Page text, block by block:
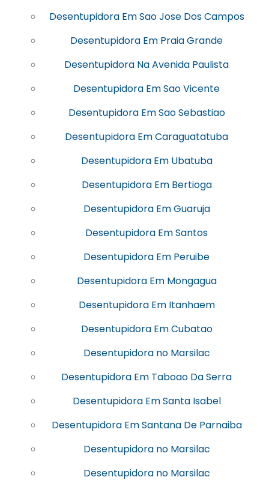
Desentupidora Em Sao Jose Dos Campos
Desentupidora Em Praia Grande
Desentupidora Na Avenida Paulista
Desentupidora Em Sao Vicente
Desentupidora Em Sao Sebastiao
Desentupidora Em Caraguatatuba
Desentupidora Em Ubatuba
Desentupidora Em Bertioga
Desentupidora Em Guaruja
Desentupidora Em Santos
Desentupidora Em Peruibe
Desentupidora Em Mongagua
Desentupidora Em Itanhaem
Desentupidora Em Cubatao
Desentupidora no Marsilac
Desentupidora Em Taboao Da Serra
Desentupidora Em Santa Isabel
Desentupidora Em Santana De Parnaiba
Desentupidora no Marsilac
Desentupidora no Marsilac